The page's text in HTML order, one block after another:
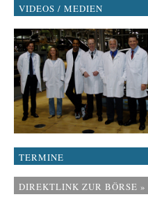
VIDEOS / MEDIEN
TERMINE
DIREKTLINK ZUR BÖRSE »